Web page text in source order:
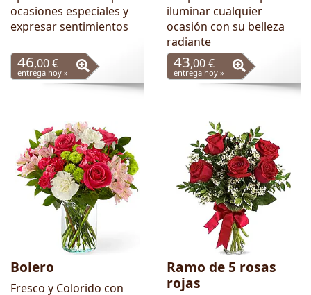
ocasiones especiales y
expresar sentimientos
46,00 €
entrega hoy »
iluminar cualquier
ocasión con su belleza
radiante
43,00 €
entrega hoy »
Bolero
Fresco y Colorido con
Ramo de 5 rosas
rojas